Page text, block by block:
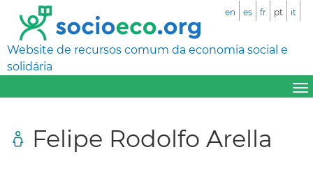
Website de recursos comum da economia social e
solidária
en es fr pt it
Felipe Rodolfo Arella